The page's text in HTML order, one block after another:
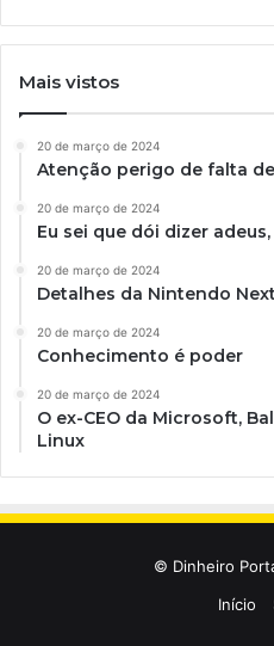
Mais vistos
20 de março de 2024
Atenção perigo de falta
20 de março de 2024
Eu sei que dói dizer
20 de março de 2024
Detalhes da Nintendo
20 de março de 2024
Conhecimento é poder
20 de março de 2024
O ex-CEO da Microsoft,
Linux
© Dinheiro
Início